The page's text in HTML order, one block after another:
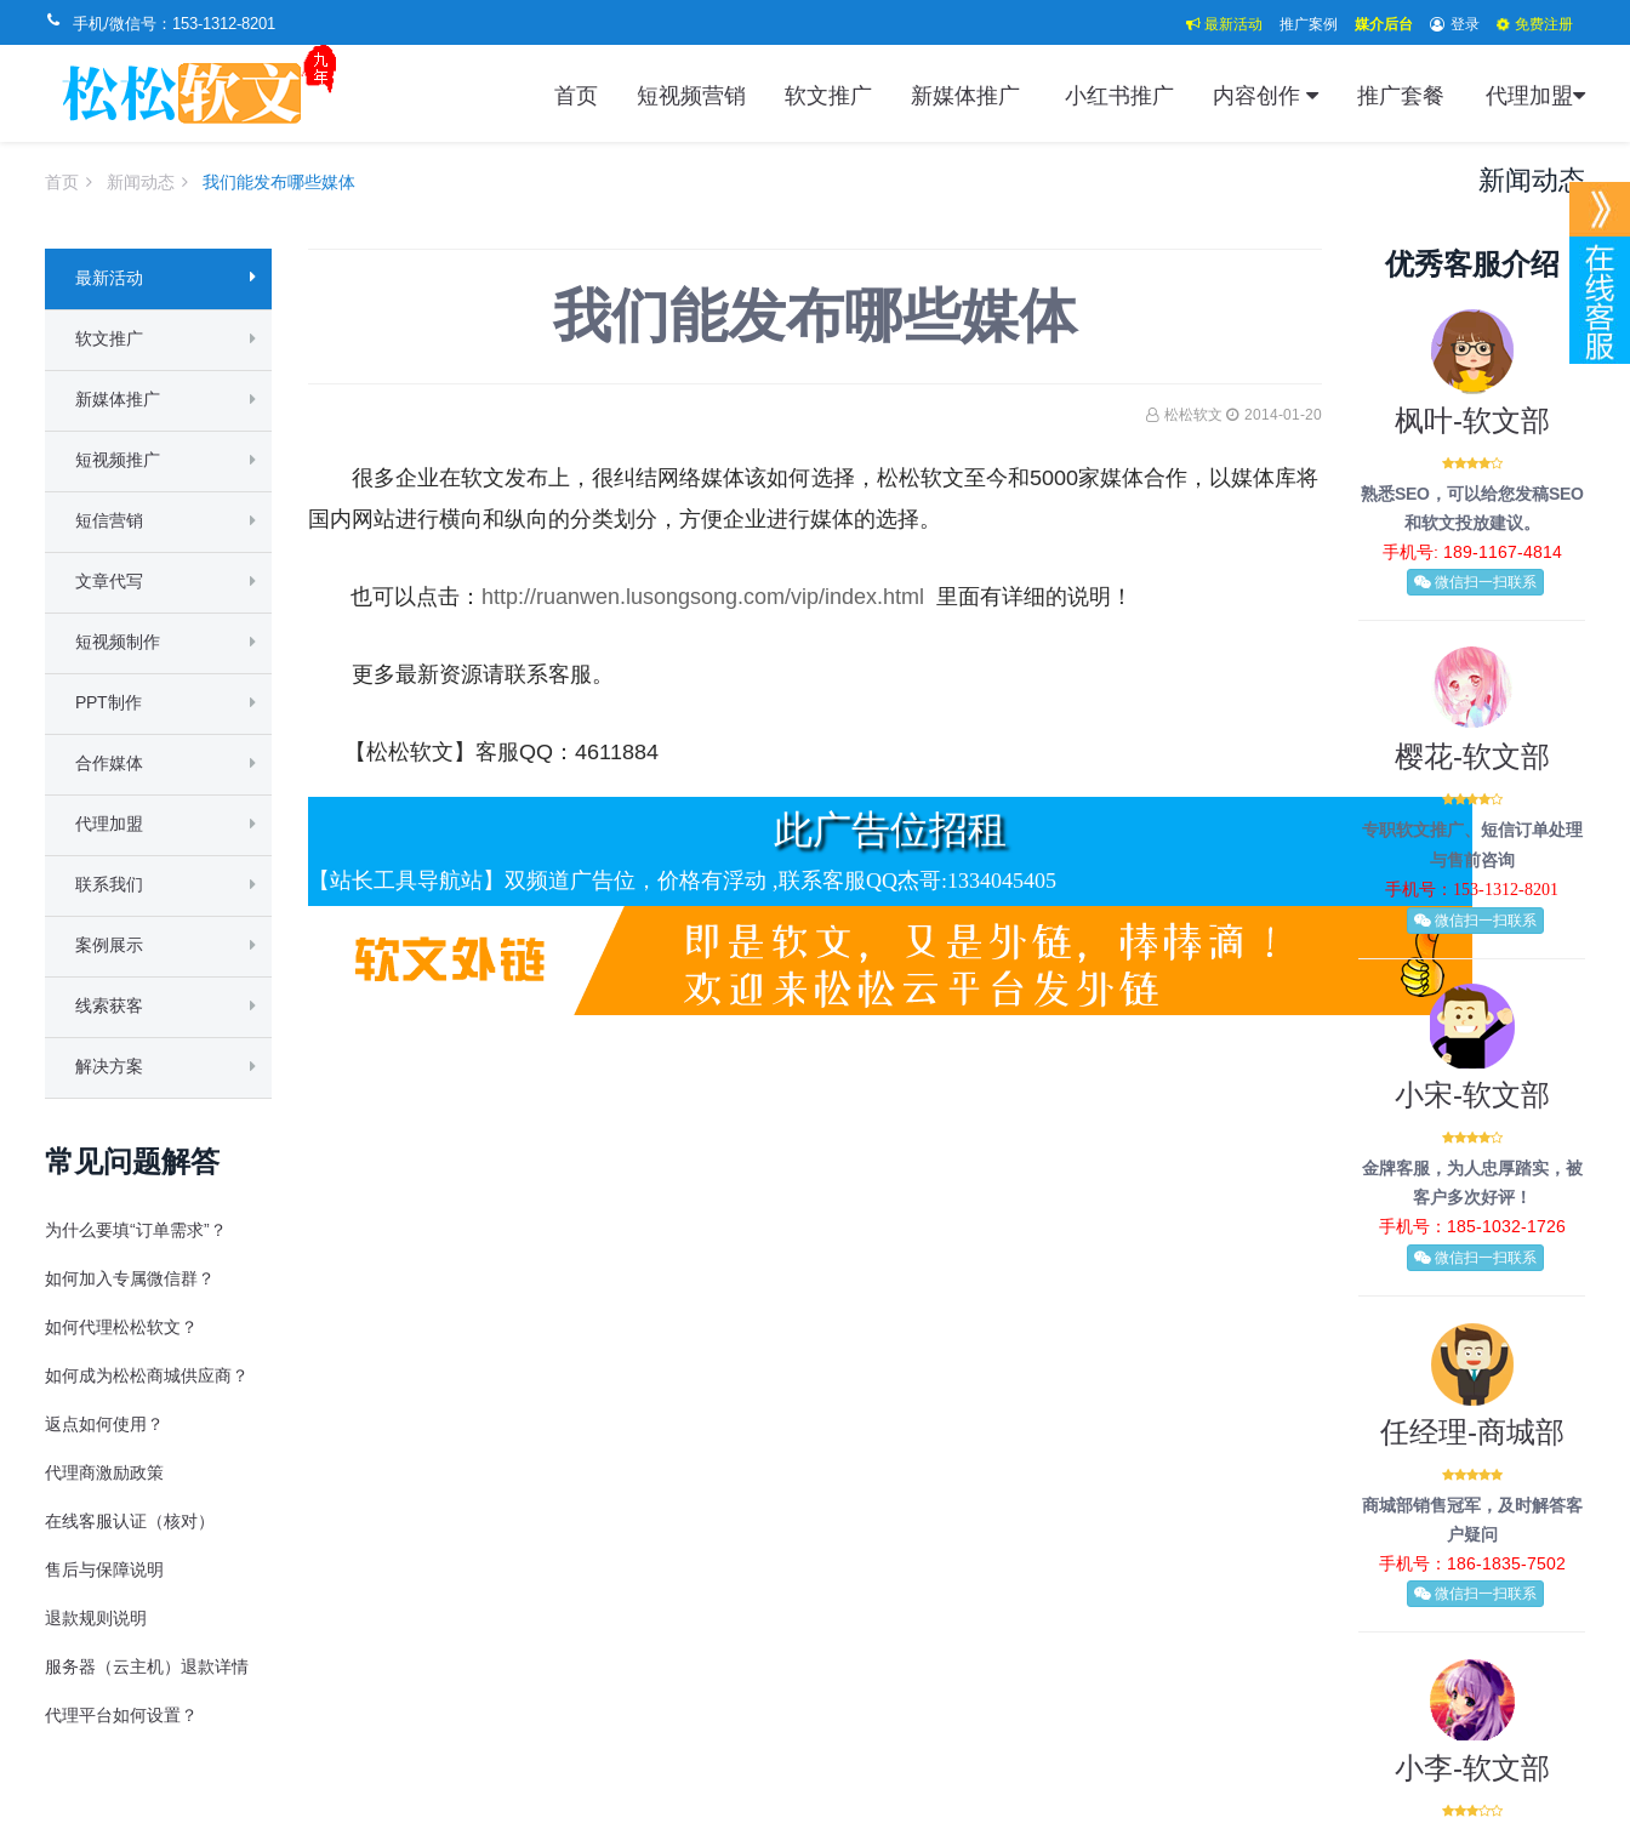
手机/微信号： 153-1312-8201 最新活动 推广案例 媒介后台 登录 免费注册
首页 短视频营销 软文推广 新媒体推广 小红书推广 内容创作 推广套餐 代理加盟
首页 新闻动态 我们能发布哪些媒体 新闻动态
最新活动
软文推广
新媒体推广
短视频推广
短信营销
文章代写
短视频制作
PPT制作
合作媒体
代理加盟
联系我们
案例展示
线索获客
解决方案
常见问题解答
为什么要填“订单需求”？
如何加入专属微信群？
如何代理松松软文？
如何成为松松商城供应商？
返点如何使用？
代理商激励政策
在线客服认证（核对）
售后与保障说明
退款规则说明
服务器（云主机）退款详情
代理平台如何设置？
我们能发布哪些媒体
松松软文 2014-01-20
很多企业在软文发布上，很纠结网络媒体该如何选择，松松软文至今和5000家媒体合作，以媒体库将
国内网站进行横向和纵向的分类划分，方便企业进行媒体的选择。
也可以点击： http://ruanwen.lusongsong.com/vip/index.html 里面有详细的说明！
更多最新资源请联系客服。
【松松软文】客服QQ：4611884
此广告位招租
【站长工具导航站】双频道广告位，价格有浮动 ,联系客服QQ杰哥:1334045405
优秀客服介绍
枫叶-软文部
熟悉SEO，可以给您发稿SEO
和软文投放建议。
手机号: 189-1167-4814
微信扫一扫联系
樱花-软文部
专职软文推广、短信订单处理
与售前咨询
手机号：153-1312-8201
微信扫一扫联系
小宋-软文部
金牌客服，为人忠厚踏实，被
客户多次好评！
手机号：185-1032-1726
微信扫一扫联系
任经理-商城部
商城部销售冠军，及时解答客
户疑问
手机号：186-1835-7502
微信扫一扫联系
小李-软文部